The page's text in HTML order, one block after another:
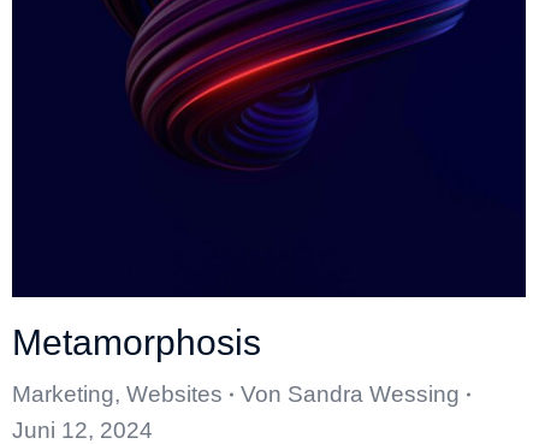
Metamorphosis
Marketing, Websites Von Sandra Wessing
Juni 12, 2024